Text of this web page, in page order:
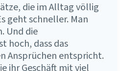
die im Alltag völlig
geht schneller. Man
Und die
hoch, dass das
Ansprüchen entspricht.
ihr Geschäft mit viel